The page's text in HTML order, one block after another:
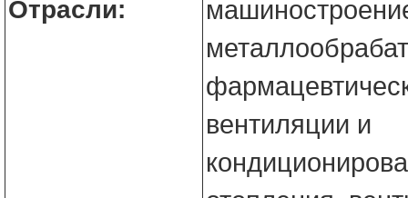
Отрасли:
вентиляции и